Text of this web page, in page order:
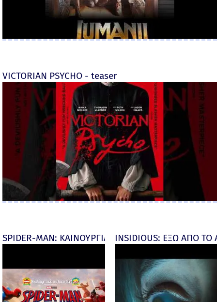
VICTORIAN PSYCHO - teaser
SPIDER-MAN: ΚΑΙΝΟΥΡΓΙΑ ΜΕΡΑ (Spider-Man:
INSIDIOUS: ΕΞΩ ΑΠΟ